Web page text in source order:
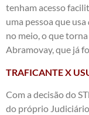
tenham acesso
uma pessoa que usa
no meio, o que
Abramovay, que já
TRAFICANTE X
Com a decisão do
do próprio